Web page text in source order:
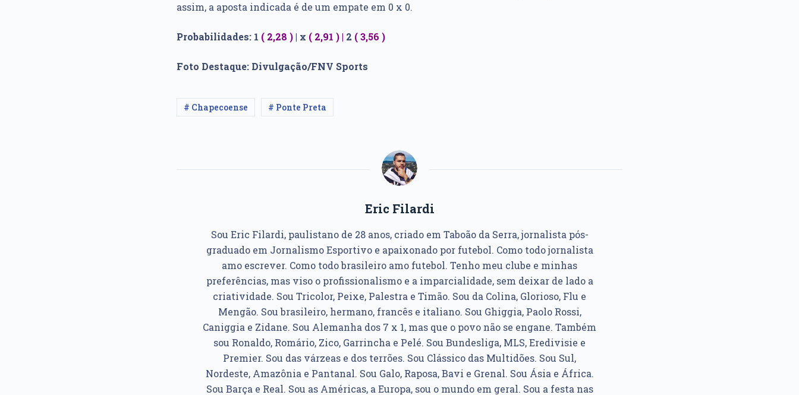
assim, a aposta indicada é de um empate em 0 x 0.
Probabilidades: 1 ( 2,28 )| x ( 2,91 ) | 2 (3,56 )
Foto Destaque: Divulgação/FNV Sports
# Chapecoense # Ponte Preta
Eric Filardi
Sou Eric Filardi, paulistano de 28 anos, criado em Taboão da Serra, jornalista pós-
graduado em Jornalismo Esportivo e apaixonado por futebol. Como todo jornalista
amo escrever. Como todo brasileiro amo futebol. Tenho meu clube e minhas
preferências, mas viso o profissionalismo e a imparcialidade, sem deixar de lado a
criatividade. Sou Tricolor, Peixe, Palestra e Timão. Sou da Colina, Glorioso, Flu e
Mengão. Sou brasileiro, hermano, francês e italiano. Sou Ghiggia, Paolo Rossi,
Caniggia e Zidane. Sou Alemanha dos 7 x 1, mas que o povo não se engane. Também
sou Ronaldo, Romário, Zico, Garrincha e Pelé. Sou Bundesliga, MLS, Eredivisie e
Premier. Sou das várzeas e dos terrões. Sou Clássico das Multidões. Sou Sul,
Nordeste, Amazônia e Pantanal. Sou Galo, Raposa, Bavi e Grenal. Sou Ásia e África.
Sou Barça e Real. Sou as Américas, a Europa, sou o mundo em geral. Sou a festa nas